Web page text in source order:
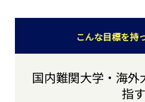
こんな目標を持
国内難関大学・海外
指す